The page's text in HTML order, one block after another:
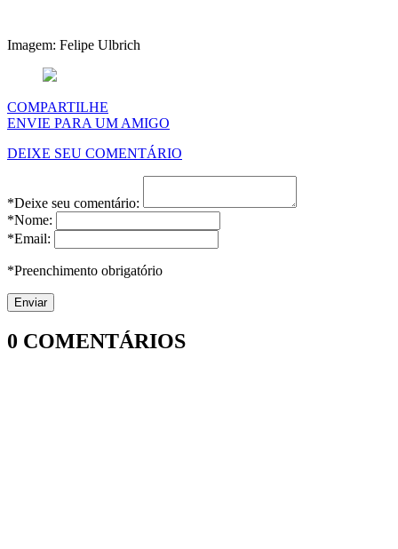
Imagem: Felipe Ulbrich
COMPARTILHE
ENVIE PARA UM AMIGO
DEIXE SEU COMENTÁRIO
*Deixe seu comentário:
*Nome:
*Email:
*Preenchimento obrigatório
0 COMENTÁRIOS